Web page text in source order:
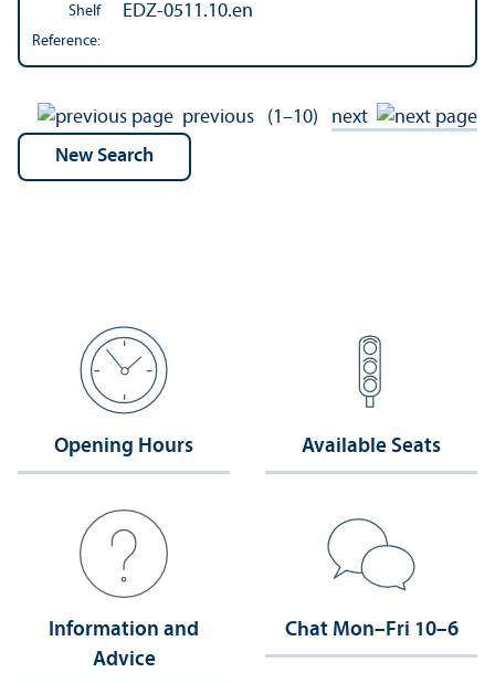
Shelf
Reference:
EDZ-0511.10.en
previous (1–10) next
Opening Hours Available Seats
Information and
Advice
Chat Mon–Fri 10–6